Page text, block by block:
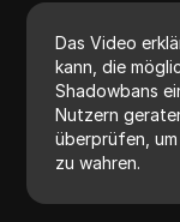
Das Video
kann, die
Shadowbans
Nutzern
überprüfen,
zu wahren.